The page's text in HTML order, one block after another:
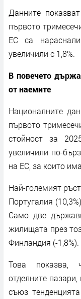
Данните
първото
ЕС са
увеличили с 1,8%.
В повечето
от наемите
Националните
първото
стойност за
увеличили по-
на ЕС, за които
Най-големият
Португалия
Само две
жилищата през
Финландия (-1,8%).
Това показва,
отделните
съюз